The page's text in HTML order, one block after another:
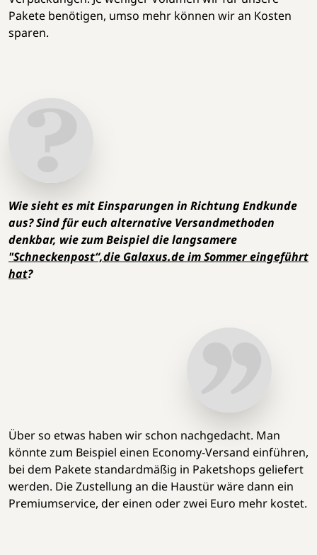
Pakete benötigen, umso mehr können wir an Kosten
sparen.
Wie sieht es mit Einsparungen in Richtung Endkunde
aus? Sind für euch alternative Versandmethoden
denkbar, wie zum Beispiel die langsamere
"Schneckenpost“,die Galaxus.de im Sommer eingeführt
hat?
Über so etwas haben wir schon nachgedacht. Man
könnte zum Beispiel einen Economy-Versand einführen,
bei dem Pakete standardmäßig in Paketshops geliefert
werden. Die Zustellung an die Haustür wäre dann ein
Premiumservice, der einen oder zwei Euro mehr kostet.